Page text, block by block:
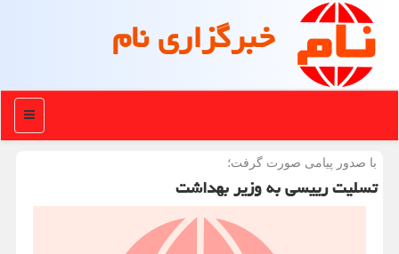
خبرگزاری نام
منو
با صدور پیامی صورت گرفت؛
تسلیت رییسی به وزیر بهداشت